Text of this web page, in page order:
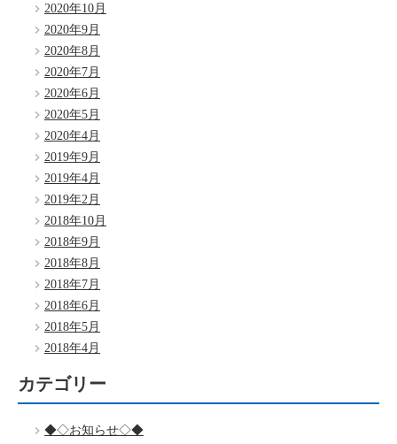
2020年10月
2020年9月
2020年8月
2020年7月
2020年6月
2020年5月
2020年4月
2019年9月
2019年4月
2019年2月
2018年10月
2018年9月
2018年8月
2018年7月
2018年6月
2018年5月
2018年4月
カテゴリー
◆◇お知らせ◇◆